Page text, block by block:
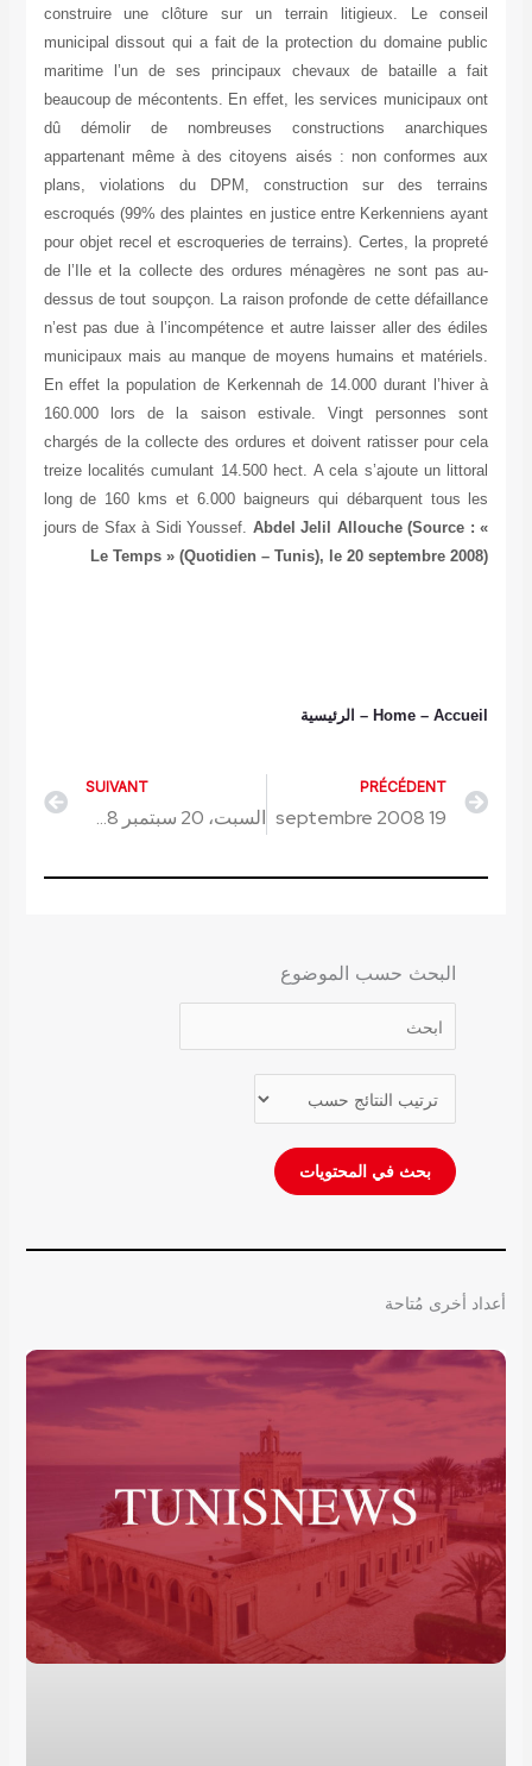
construire une clôture sur un terrain litigieux. Le conseil
municipal dissout qui a fait de la protection du domaine public
maritime l’un de ses principaux chevaux de bataille a fait
beaucoup de mécontents. En effet, les services municipaux ont
dû démolir de nombreuses constructions anarchiques
appartenant même à des citoyens aisés : non conformes aux
plans, violations du DPM, construction sur des terrains
escroqués (99% des plaintes en justice entre Kerkenniens ayant
pour objet recel et escroqueries de terrains). Certes, la propreté
de l’Ile et la collecte des ordures ménagères ne sont pas au-
dessus de tout soupçon. La raison profonde de cette défaillance
n’est pas due à l’incompétence et autre laisser aller des édiles
municipaux mais au manque de moyens humains et matériels.
En effet la population de Kerkennah de 14.000 durant l’hiver à
160.000 lors de la saison estivale. Vingt personnes sont
chargés de la collecte des ordures et doivent ratisser pour cela
treize localités cumulant 14.500 hect. A cela s’ajoute un littoral
long de 160 kms et 6.000 baigneurs qui débarquent tous les
jours de Sfax à Sidi Youssef. Abdel Jelil Allouche (Source : «
Le Temps » (Quotidien – Tunis), le 20 septembre 2008)
Home – Accueil
– الرئيسية
Prev
PRÉCÉDENT
19 septembre 2008
SUIVANT
السبت، 20 سبتمبر 2008
البحث حسب الموضوع
أعداد أخرى مُتاحة